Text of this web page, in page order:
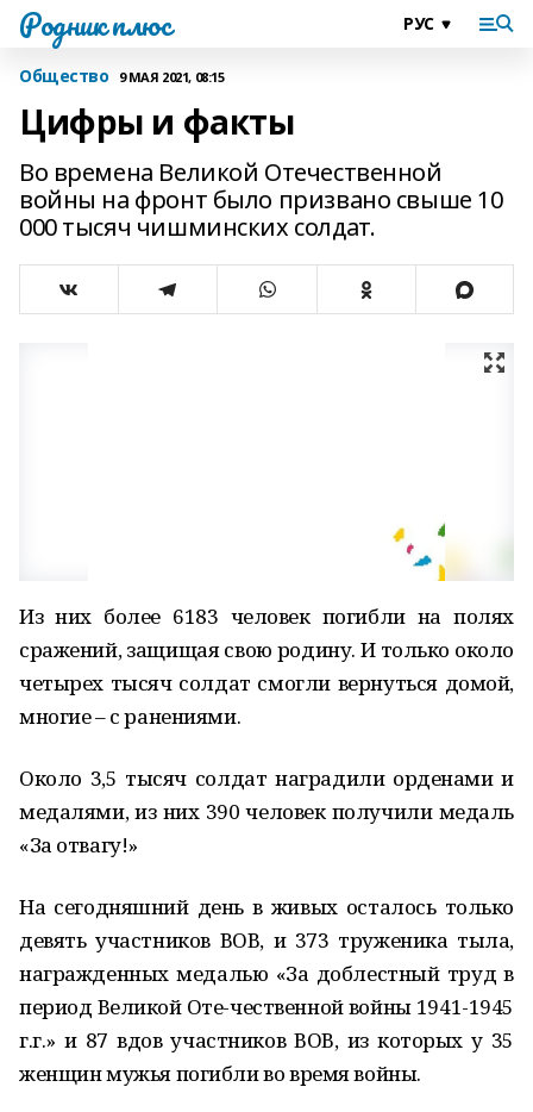
Родник плюс
Общество 9 МАЯ 2021, 08:15
Цифры и факты
Во времена Великой Отечественной
войны на фронт было призвано свыше 10
000 тысяч чишминских солдат.
Из них более 6183 человек погибли на полях
сражений, защищая свою родину. И только около
четырех тысяч солдат смогли вернуться домой,
многие – с ранениями.
Около 3,5 тысяч солдат наградили орденами и
медалями, из них 390 человек получили медаль
«За отвагу!»
На сегодняшний день в живых осталось только
девять участников ВОВ, и 373 труженика тыла,
награжденных медалью «За доблестный труд в
период Великой Оте-чественной войны 1941-1945
г.г.» и 87 вдов участников ВОВ, из которых у 35
женщин мужья погибли во время войны.